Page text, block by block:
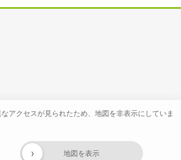
なアクセスが見られたため、地図を非表示にしていま
地図を表示
›